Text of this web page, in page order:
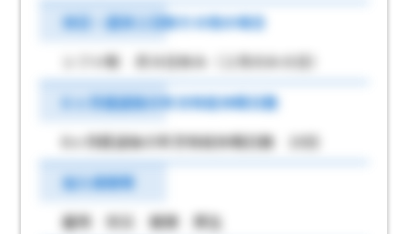
休日・週休２日制その他の場合
シフト制 月９日休み（２月のみ８日）
6 ヶ月経過後の年次有給休暇日数
6ヶ月経過後の年次有給休暇日数 10日
加入保険等
雇用 労災 健康 厚生